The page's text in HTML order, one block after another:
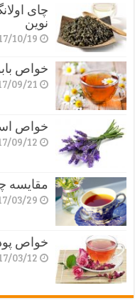
چای
نوین
10/19
خواص
09/21
خواص
09/12
مقایسه
03/29
خواص
03/12